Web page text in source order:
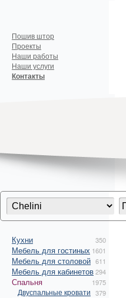
Пошив штор
Проекты
Наши работы
Наши услуги
Контакты
Кухни 350
Мебель для гостиных 1601
Мебель для столовой 611
Мебель для кабинетов294
Спальня 1975
Двуспальные кровати 379